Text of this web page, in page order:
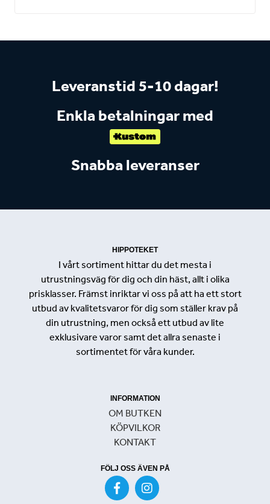
Leveranstid 5-10 dagar!
Enkla betalningar med
Snabba leveranser
HIPPOTEKET
I vårt sortiment hittar du det mesta i
utrustningsväg för dig och din häst, allt i olika
prisklasser. Främst inriktar vi oss på att ha ett stort
utbud av kvalitetsvaror för dig som ställer krav på
din utrustning, men också ett utbud av lite
exklusivare varor samt det allra senaste i
sortimentet för våra kunder.
INFORMATION
OM BUTKEN
KÖPVILKOR
KONTAKT
FÖLJ OSS ÄVEN PÅ